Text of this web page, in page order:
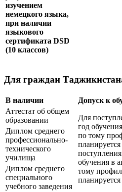
изучением
немецкого языка,
при наличии
языкового
сертификата DSD
(10 классов)
Для граждан
В наличии
Допуск к
Аттестат об общем
образовании
Для
год
по тому
обучения в
тому
Диплом среднего
профессионально-
технического
училища
Диплом среднего
специального
учебного заведения